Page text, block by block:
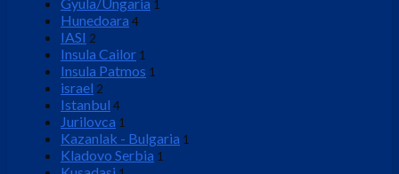
1
Hunedoara 4
IASI 2
Insula Cailor 1
Insula Patmos 1
israel 2
Istanbul 4
Jurilovca 1
Kazanlak - Bulgaria 1
Kladovo Serbia 1